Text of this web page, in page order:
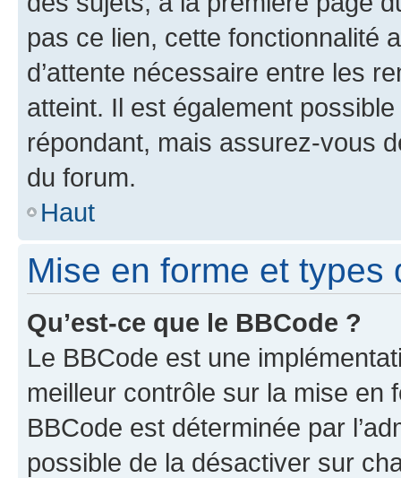
pas ce lien, cette fonctionnalité
d’attente nécessaire entre les
atteint. Il est également
répondant, mais assurez-vous
du forum.
Haut
Mise en forme et types
Qu’est-ce que le BBCode ?
Le BBCode est une
meilleur contrôle sur la mise en
BBCode est déterminée par
possible de la désactiver sur